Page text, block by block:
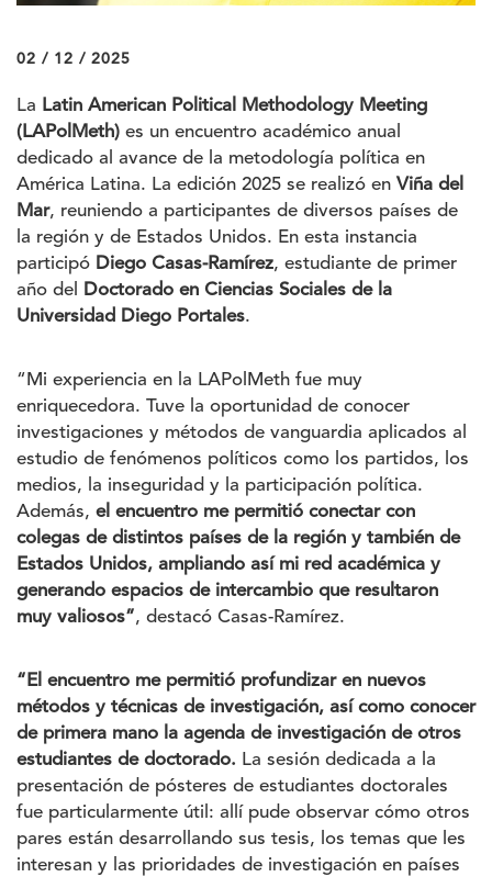
02 / 12 / 2025
La Latin American Political Methodology Meeting
(LAPolMeth) es un encuentro académico anual
dedicado al avance de la metodología política en
América Latina. La edición 2025 se realizó en Viña del
Mar, reuniendo a participantes de diversos países de
la región y de Estados Unidos. En esta instancia
participó Diego Casas-Ramírez, estudiante de primer
año del
Doctorado en Ciencias Sociales de la
Universidad Diego Portales.
“Mi experiencia en la LAPolMeth fue muy
enriquecedora. Tuve la oportunidad de conocer
investigaciones y métodos de vanguardia aplicados al
estudio de fenómenos políticos como los partidos, los
medios, la inseguridad y la participación política.
Además, el encuentro me permitió conectar con
colegas de distintos países de la región y también de
Estados Unidos, ampliando así mi red académica y
generando espacios de intercambio que resultaron
muy valiosos”, destacó Casas-Ramírez.
“El encuentro me permitió profundizar en nuevos
métodos y técnicas de investigación, así como conocer
de primera mano la agenda de investigación de otros
estudiantes de doctorado. La sesión dedicada a la
presentación de pósteres de estudiantes doctorales
fue particularmente útil: allí pude observar cómo otros
pares están desarrollando sus tesis, los temas que les
interesan y las prioridades de investigación en países